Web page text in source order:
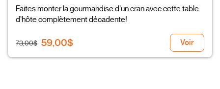
Faites monter la gourmandise d’un cran avec cette table
d’hôte complètement décadente!
73,00$ 59,00$ Voir